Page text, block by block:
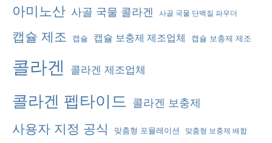
대
:
아미노산 사골 국물 콜라겐 사골 국물 단백질 파우더
캡슐 제조 캡슐 캡슐 보충제 제조업체 캡슐 보충제 제조
콜라겐 콜라겐 제조업체
콜라겐 펩타이드 콜라겐 보충제
사용자 지정 공식 맞춤형 포뮬레이션 맞춤형 보충제 배합